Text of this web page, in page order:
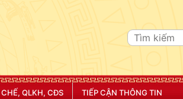
CHẾ, QLKH, CĐS TIẾP CẬN THÔNG TIN